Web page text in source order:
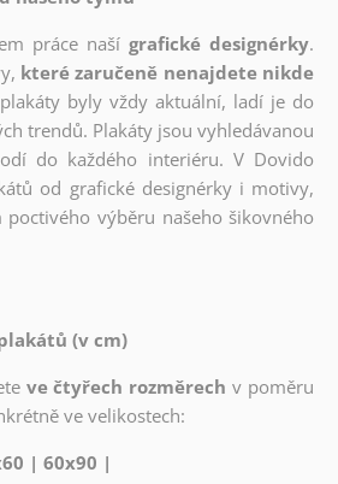
práce naší grafické designérky.
které zaručeně nenajdete nikde
byly vždy aktuální, ladí je do
trendů. Plakáty jsou vyhledávanou
do každého interiéru. V Dovido
od grafické designérky i motivy,
poctivého výběru našeho šikovného
(v cm)
ve čtyřech rozměrech v poměru
ve velikostech:
| 60x90 |